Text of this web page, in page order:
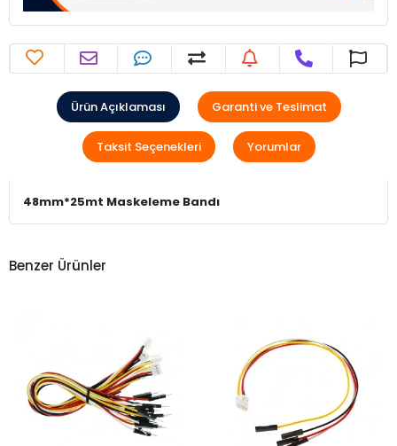
Ürün Açıklaması Garanti ve Teslimat
Taksit Seçenekleri Yorumlar
48mm*25mt Maskeleme Bandı
Benzer Ürünler